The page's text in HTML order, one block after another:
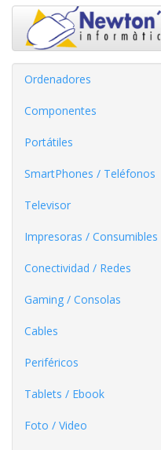
Ordenadores
Componentes
Portátiles
SmartPhones / Teléfonos
Televisor
Impresoras / Consumibles
Conectividad / Redes
Gaming / Consolas
Cables
Periféricos
Tablets / Ebook
Foto / Video